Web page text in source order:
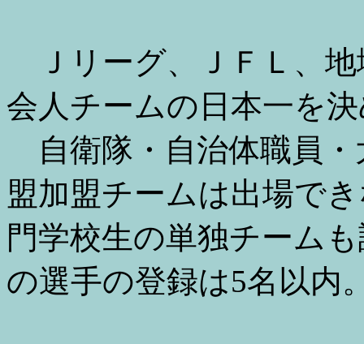
Ｊリーグ、ＪＦＬ、
会人チームの日本一を
自衛隊・自治体職員・
盟加盟チームは出場で
門学校生の単独チーム
の選手の登録は5名以内